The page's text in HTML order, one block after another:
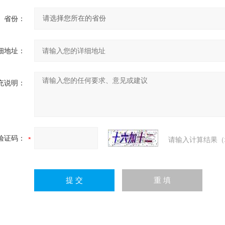
省份：
地址：
说明：
证码： 请输入计算结果